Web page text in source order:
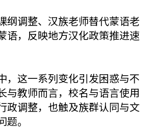
纲调整、汉族老师替代蒙语老
语，反映地方汉化政策推进速
，这一系列变化引发困惑与不
与教师而言，校名与语言使用
政调整，也触及族群认同与文
。